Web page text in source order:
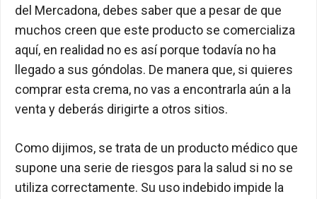
del Mercadona, debes saber que a pesar de que
muchos creen que este producto se comercializa
aquí, en realidad no es así porque todavía no ha
llegado a sus góndolas. De manera que, si quieres
comprar esta crema, no vas a encontrarla aún a la
venta y deberás dirigirte a otros sitios.
Como dijimos, se trata de un producto médico que
supone una serie de riesgos para la salud si no se
utiliza correctamente. Su uso indebido impide la